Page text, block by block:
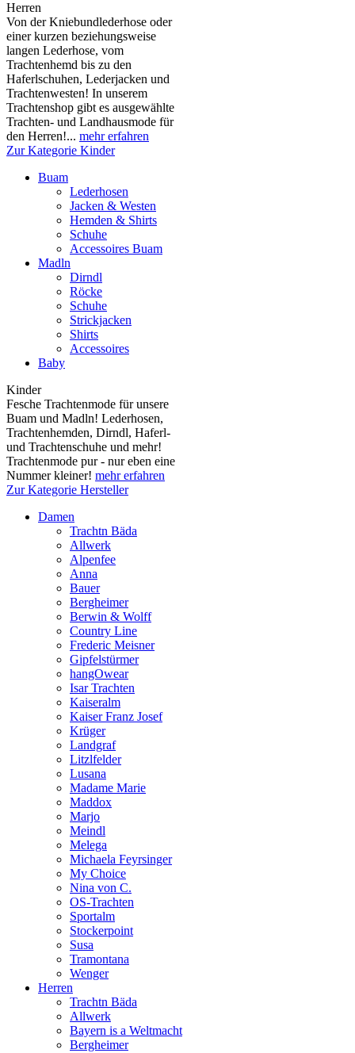
Herren
Von der Kniebundlederhose oder
einer kurzen beziehungsweise
langen Lederhose, vom
Trachtenhemd bis zu den
Haferlschuhen, Lederjacken und
Trachtenwesten! In unserem
Trachtenshop gibt es ausgewählte
Trachten- und Landhausmode für
den Herren!... mehr erfahren
Zur Kategorie Kinder
Buam
Lederhosen
Jacken & Westen
Hemden & Shirts
Schuhe
Accessoires Buam
Madln
Dirndl
Röcke
Schuhe
Strickjacken
Shirts
Accessoires
Baby
Kinder
Fesche Trachtenmode für unsere
Buam und Madln! Lederhosen,
Trachtenhemden, Dirndl, Haferl-
und Trachtenschuhe und mehr!
Trachtenmode pur - nur eben eine
Nummer kleiner! mehr erfahren
Zur Kategorie Hersteller
Damen
Trachtn Bäda
Allwerk
Alpenfee
Anna
Bauer
Bergheimer
Berwin & Wolff
Country Line
Frederic Meisner
Gipfelstürmer
hangOwear
Isar Trachten
Kaiseralm
Kaiser Franz Josef
Krüger
Landgraf
Litzlfelder
Lusana
Madame Marie
Maddox
Marjo
Meindl
Melega
Michaela Feyrsinger
My Choice
Nina von C.
OS-Trachten
Sportalm
Stockerpoint
Susa
Tramontana
Wenger
Herren
Trachtn Bäda
Allwerk
Bayern is a Weltmacht
Bergheimer